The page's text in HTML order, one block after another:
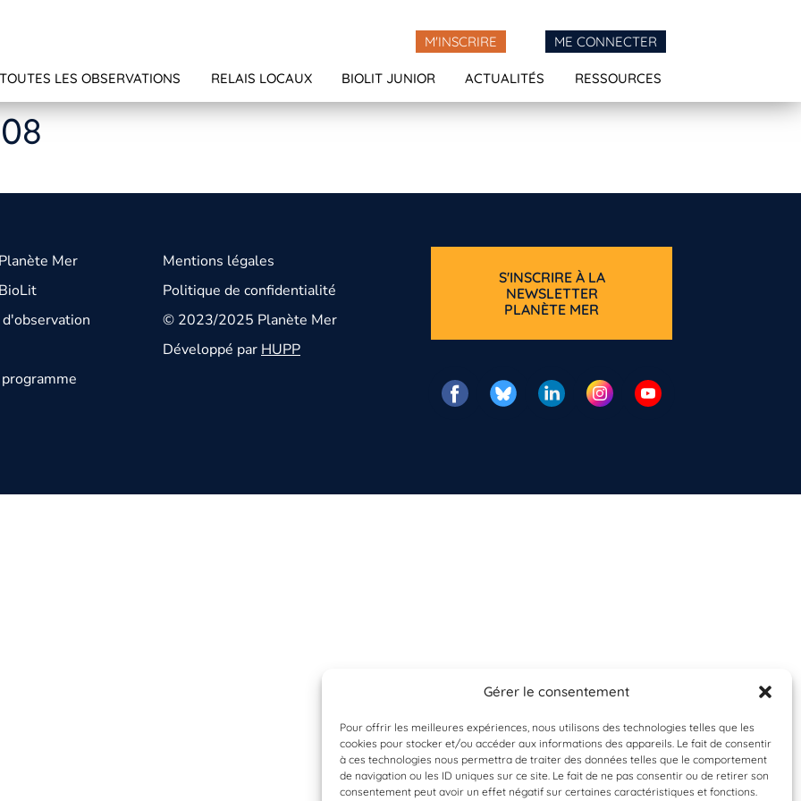
Gérer le consentement
Pour offrir les meilleures expériences, nous utilisons des technologies telles que les
cookies pour stocker et/ou accéder aux informations des appareils. Le fait de consentir
à ces technologies nous permettra de traiter des données telles que le comportement
de navigation ou les ID uniques sur ce site. Le fait de ne pas consentir ou de retirer son
consentement peut avoir un effet négatif sur certaines caractéristiques et fonctions.
M'INSCRIRE ME CONNECTER
TOUTES LES OBSERVATIONS RELAIS LOCAUX BIOLIT JUNIOR ACTUALITÉS RESSOURCES
Mer
Mentions légales
Politique de confidentialité
© 2023/2025 Planète Mer
Développé parHUPP
S'INSCRIRE À LA
NEWSLETTER
PLANÈTE MER